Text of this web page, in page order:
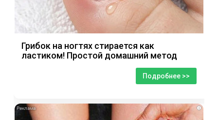
Грибок на ногтях стирается как
ластиком! Простой домашний метод
Подробнее >>
i